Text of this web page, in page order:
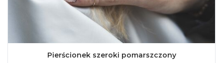
Pierścionek szeroki pomarszczony